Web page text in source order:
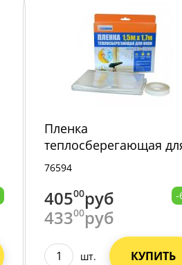
Пленка
теплосберегающая
окон 1,5x1,7 м, 4Walls
76594
40500руб
43300руб
-
шт. КУПИТЬ